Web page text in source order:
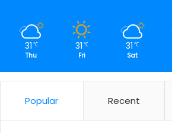
31 ℃
Thu
31 ℃
Fri
31 ℃
Sat
Popular Recent